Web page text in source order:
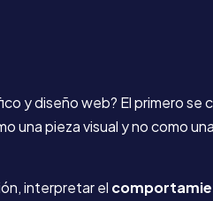
y diseño web? El primero se
una pieza visual y no como
interpretar el